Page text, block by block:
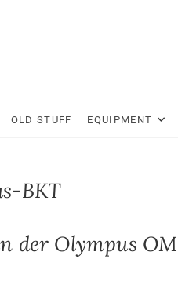
OLD STUFF EQUIPMENT
BKT
der Olympus